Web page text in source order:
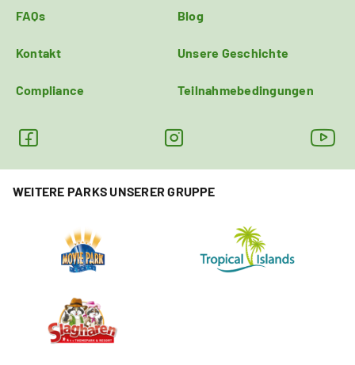
FAQs Blog
Kontakt Unsere Geschichte
Compliance Teilnahmebedingungen
WEITERE PARKS UNSERER GRUPPE